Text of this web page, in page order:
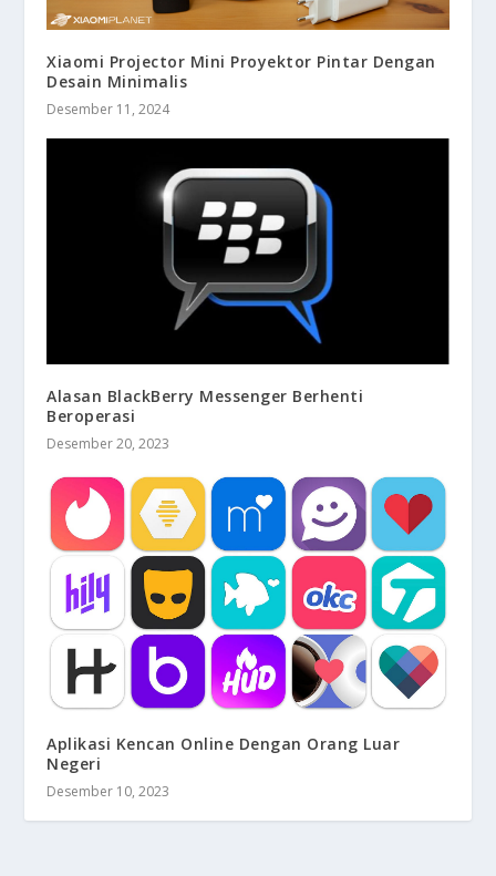
Xiaomi Projector Mini Proyektor Pintar Dengan
Desain Minimalis
Desember 11, 2024
Alasan BlackBerry Messenger Berhenti
Beroperasi
Desember 20, 2023
Aplikasi Kencan Online Dengan Orang Luar
Negeri
Desember 10, 2023